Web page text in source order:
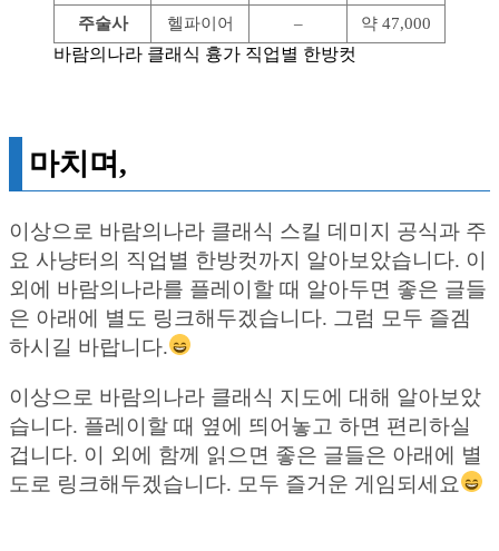
주술사 헬파이어 – 약 47,000
바람의나라 클래식 흉가 직업별 한방컷
마치며,
이상으로 바람의나라 클래식 스킬 데미지 공식과 주
요 사냥터의 직업별 한방컷까지 알아보았습니다. 이
외에 바람의나라를 플레이할 때 알아두면 좋은 글들
은 아래에 별도 링크해두겠습니다. 그럼 모두 즐겜
하시길 바랍니다.
이상으로 바람의나라 클래식 지도에 대해 알아보았
습니다. 플레이할 때 옆에 띄어놓고 하면 편리하실
겁니다. 이 외에 함께 읽으면 좋은 글들은 아래에 별
도로 링크해두겠습니다. 모두 즐거운 게임되세요